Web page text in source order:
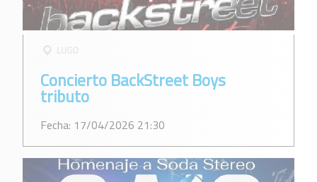
Concierto BackStreet Boys
tributo
Fecha: 17/04/2026 21:30